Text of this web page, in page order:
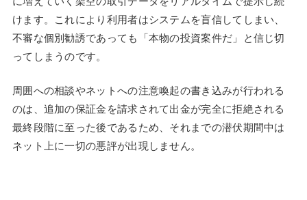
けます。これにより利用者はシステムを盲信してしまい、
不審な個別勧誘であっても「本物の投資案件だ」と信じ切
ってしまうのです。
周囲への相談やネットへの注意喚起の書き込みが行われる
のは、追加の保証金を請求されて出金が完全に拒絶される
最終段階に至った後であるため、それまでの潜伏期間中は
ネット上に一切の悪評が出現しません。